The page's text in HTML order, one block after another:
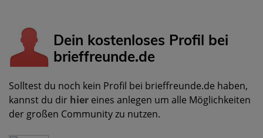
Dein kostenloses Profil bei
brieffreunde.de
Solltest du noch kein Profil bei brieffreunde.de haben,
kannst du dir hier eines anlegen um alle Möglichkeiten
der großen Community zu nutzen.